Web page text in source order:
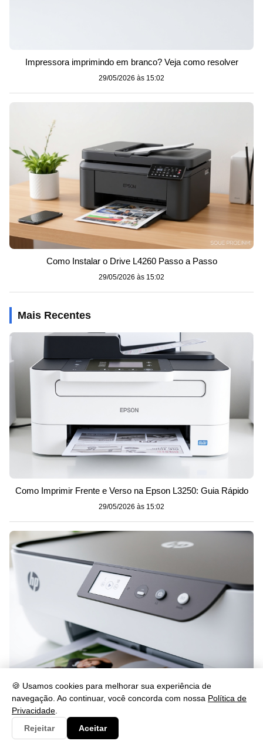
🍪 Usamos cookies para melhorar sua experiência de
navegação. Ao continuar, você concorda com nossa Política de
Privacidade
Rejeitar
Aceitar
Impressora imprimindo em branco? Veja como resolver
29/05/2026 às 15:02
Como Instalar o Drive L4260 Passo a Passo
29/05/2026 às 15:02
Mais Recentes
Como Imprimir Frente e Verso na Epson L3250: Guia Rápido
29/05/2026 às 15:02
Como Desbloquear a HP DeskJet 2874 e o Cartucho